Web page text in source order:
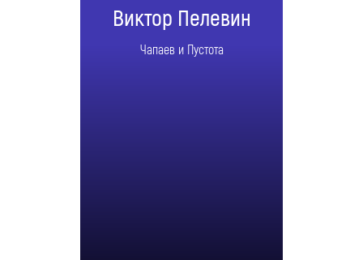
Виктор Пелевин
Чапаев и Пустота